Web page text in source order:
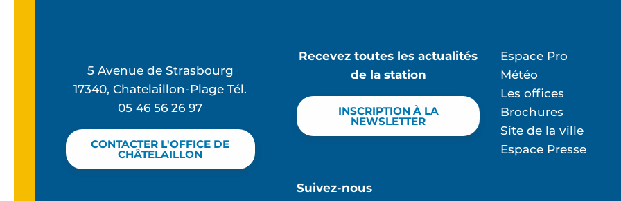
5 Avenue de Strasbourg
17340, Chatelaillon-Plage Tél.
05 46 56 26 97
CONTACTER L'OFFICE DE
CHÂTELAILLON
Recevez toutes les actualités
de la station
INSCRIPTION À LA
NEWSLETTER
Suivez-nous
Espace Pro
Météo
Les offices
Brochures
Site de la ville
Espace Presse